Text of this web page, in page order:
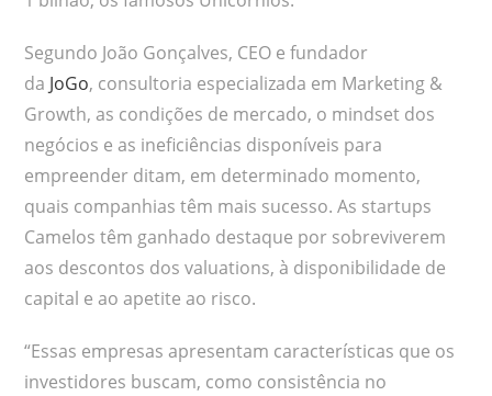
Segundo João Gonçalves, CEO e fundador
da JoGo, consultoria especializada em Marketing &
Growth, as condições de mercado, o mindset dos
negócios e as ineficiências disponíveis para
empreender ditam, em determinado momento,
quais companhias têm mais sucesso. As startups
Camelos têm ganhado destaque por sobreviverem
aos descontos dos valuations, à disponibilidade de
capital e ao apetite ao risco.
“Essas empresas apresentam características que os
investidores buscam, como consistência no